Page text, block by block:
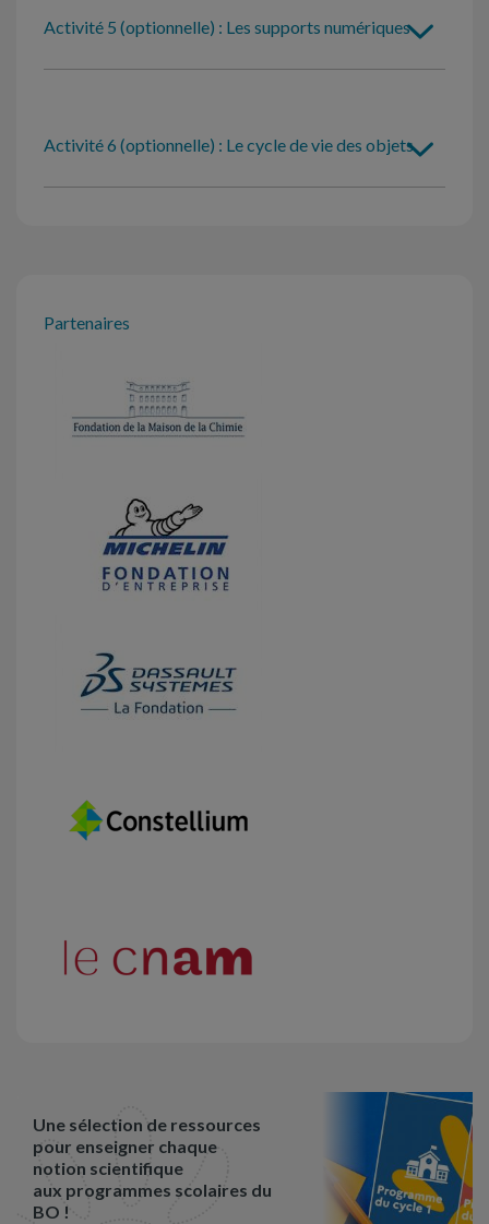
Activité 5 (optionnelle) : Les supports numériques
Activité 6 (optionnelle) : Le cycle de vie des objets
Partenaires
Une sélection de ressources
pour enseigner chaque
notion scientifique
aux programmes scolaires du
BO !